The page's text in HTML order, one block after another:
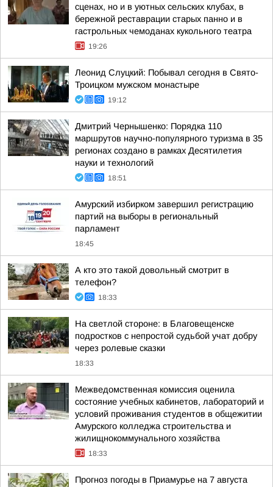
сценах, но и в уютных сельских клубах, в
бережной реставрации старых панно и в
гастрольных чемоданах кукольного театра
19:26
Леонид Слуцкий: Побывал сегодня в Свято-
Троицком мужском монастыре
19:12
Дмитрий Чернышенко: Порядка 110
маршрутов научно-популярного туризма в 35
регионах создано в рамках Десятилетия
науки и технологий
18:51
Амурский избирком завершил регистрацию
партий на выборы в региональный
парламент
18:45
А кто это такой довольный смотрит в
телефон?
18:33
На светлой стороне: в Благовещенске
подростков с непростой судьбой учат добру
через ролевые сказки
18:33
Межведомственная комиссия оценила
состояние учебных кабинетов, лабораторий и
условий проживания студентов в общежитии
Амурского колледжа строительства и
жилищнокоммунального хозяйства
18:33
Прогноз погоды в Приамурье на 7 августа